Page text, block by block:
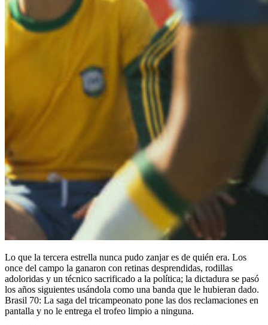
Lo que la tercera estrella nunca pudo zanjar es de quién era. Los
once del campo la ganaron con retinas desprendidas, rodillas
adoloridas y un técnico sacrificado a la política; la dictadura se pasó
los años siguientes usándola como una banda que le hubieran dado.
Brasil 70: La saga del tricampeonato pone las dos reclamaciones en
pantalla y no le entrega el trofeo limpio a ninguna.